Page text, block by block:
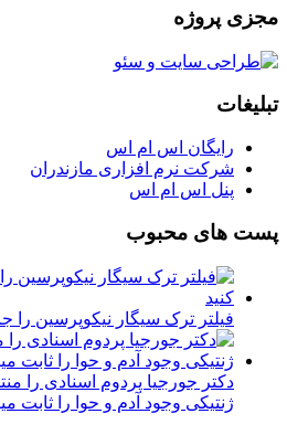
مجزی پروژه
تبلیغات
رایگان اس ام اس
شرکت نرم افزاری مازندران
پنل اس ام اس
پست های محبوب
فیلتر ترک سیگار نیکوپرسین را
دکتر جورجیا پردوم اسنادی را
ژنتیکی وجود آدم و حوا را ثابت